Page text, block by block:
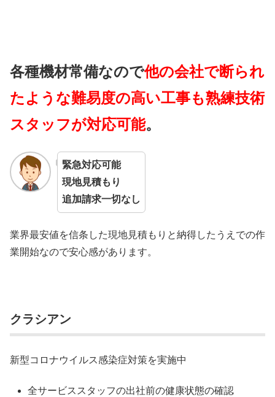
各種機材常備なので他の会社で断られ
たような難易度の高い工事も熟練技術
スタッフが対応可能。
緊急対応可能
現地見積もり
追加請求一切なし
業界最安値を信条した現地見積もりと納得したうえでの作
業開始なので安心感があります。
クラシアン
新型コロナウイルス感染症対策を実施中
全サービススタッフの出社前の健康状態の確認